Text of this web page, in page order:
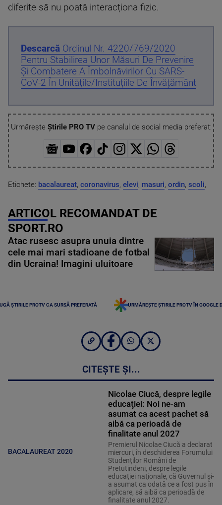
diferite să nu poată interacționa fizic.
Descarcă Ordinul Nr. 4220/769/2020
Pentru Stabilirea Unor Măsuri De Prevenire
Și Combatere A Îmbolnăvirilor Cu SARS-
CoV-2 În Unitățile/instituțiile De Învățământ
Urmărește Știrile PRO TVpe canalul de social media preferat:
Etichete: bacalaureat, coronavirus, elevi, masuri, ordin, scoli,
ARTICOL RECOMANDAT DE
SPORT.RO
Atac rusesc asupra unuia dintre
cele mai mari stadioane de fotbal
din Ucraina! Imagini uluitoare
ȘTIRILE PROTV CA SURSĂ PREFERATĂ URMĂREȘTE ȘTIRILE PROTV ÎN GOOGLE
CITEȘTE ȘI...
BACALAUREAT 2020
Nicolae Ciucă, despre legile
educaţiei: Noi ne-am
asumat ca acest pachet să
aibă ca perioadă de
finalitate anul 2027
Premierul Nicolae Ciucă a declarat
miercuri, în deschiderea Forumului
Studenţilor Români de
Pretutindeni, despre legile
educaţiei naţionale, că Guvernul şi-
a asumat ca odată ce a fost pus în
aplicare, să aibă ca perioadă de
finalitate anul 2027.